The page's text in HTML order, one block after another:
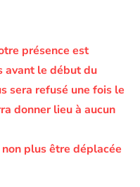
présence est
avant le début du
sera refusé une fois le
donner lieu à aucun
plus être déplacée